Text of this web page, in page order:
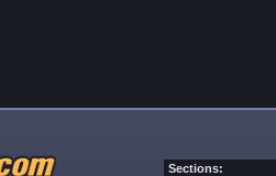
Sections: